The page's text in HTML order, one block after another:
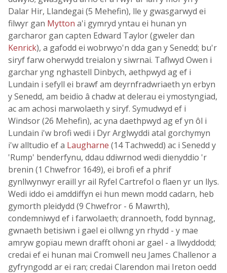
Dalar Hir, Llandegai (5 Mehefin), lle y gwasgarwyd ei
filwyr gan Mytton a'i gymryd yntau ei hunan yn
garcharor gan capten Edward Taylor (gweler dan
Kenrick), a gafodd ei wobrwyo'n dda gan y Senedd; bu'r
siryf farw oherwydd treialon y siwrnai. Taflwyd Owen i
garchar yng nghastell Dinbych, aethpwyd ag ef i
Lundain i sefyll ei brawf am deyrnfradwriaeth yn erbyn
y Senedd, am beidio â chadw at delerau ei ymostyngiad,
ac am achosi marwolaeth y siryf. Symudwyd ef i
Windsor (26 Mehefin), ac yna daethpwyd ag ef yn ôl i
Lundain i'w brofi wedi i Dyr Arglwyddi atal gorchymyn
i'w alltudio ef a Laugharne (14 Tachwedd) ac i Senedd y
'Rump' benderfynu, ddau ddiwrnod wedi dienyddio 'r
brenin (1 Chwefror 1649), ei brofi ef a phrif
gynllwynwyr eraill yr ail Ryfel Cartrefol o flaen yr un llys.
Wedi iddo ei amddiffyn ei hun mewn modd cadarn, heb
gymorth pleidydd (9 Chwefror - 6 Mawrth),
condemniwyd ef i farwolaeth; drannoeth, fodd bynnag,
gwnaeth betisiwn i gael ei ollwng yn rhydd - y mae
amryw gopïau mewn drafft ohoni ar gael - a llwyddodd;
credai ef ei hunan mai Cromwell neu James Challenor a
gyfryngodd ar ei ran; credai Clarendon mai Ireton oedd